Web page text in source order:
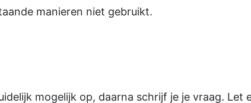
manieren niet gebruikt.
mogelijk op, daarna schrijf je je vraag. Let